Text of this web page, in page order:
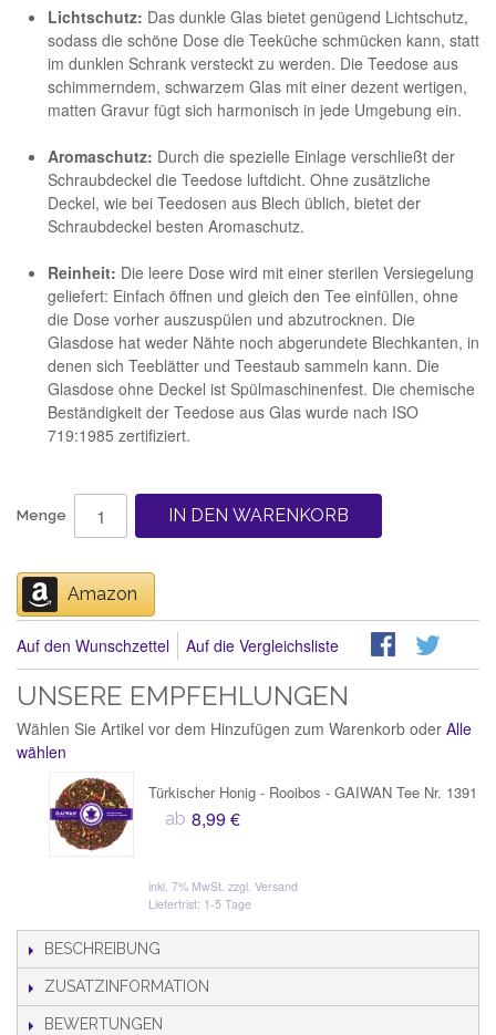
Lichtschutz: Das dunkle Glas bietet genügend Lichtschutz,
sodass die schöne Dose die Teeküche schmücken kann, statt
im dunklen Schrank versteckt zu werden. Die Teedose aus
schimmerndem, schwarzem Glas mit einer dezent wertigen,
matten Gravur fügt sich harmonisch in jede Umgebung ein.
Aromaschutz: Durch die spezielle Einlage verschließt der
Schraubdeckel die Teedose luftdicht. Ohne zusätzliche
Deckel, wie bei Teedosen aus Blech üblich, bietet der
Schraubdeckel besten Aromaschutz.
Reinheit: Die leere Dose wird mit einer sterilen Versiegelung
geliefert: Einfach öffnen und gleich den Tee einfüllen, ohne
die Dose vorher auszuspülen und abzutrocknen. Die
Glasdose hat weder Nähte noch abgerundete Blechkanten, in
denen sich Teeblätter und Teestaub sammeln kann. Die
Glasdose ohne Deckel ist Spülmaschinenfest. Die chemische
Beständigkeit der Teedose aus Glas wurde nach ISO
719:1985 zertifiziert.
Menge IN DEN WARENKORB
Amazon
Auf den Wunschzettel Auf die Vergleichsliste
UNSERE EMPFEHLUNGEN
Wählen Sie Artikel vor dem Hinzufügen zum Warenkorb oder Alle
wählen
Türkischer Honig - Rooibos - GAIWAN Tee Nr. 1391
ab 8,99 €
inkl. 7% MwSt. zzgl. Versand
Lieferfrist: 1-5 Tage
BESCHREIBUNG
ZUSATZINFORMATION
BEWERTUNGEN